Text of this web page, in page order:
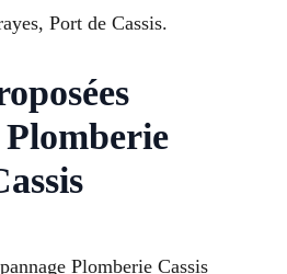
Port de Cassis.
Plomberie Cassis